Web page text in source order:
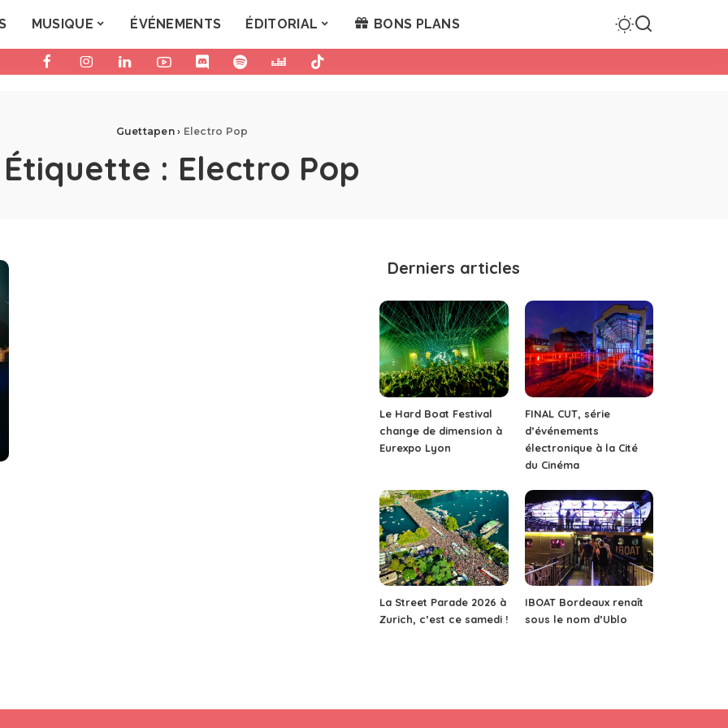
MUSIQUE ÉVÉNEMENTS ÉDITORIAL BONS PLANS
Guettapen› Electro Pop
Étiquette : Electro Pop
Derniers articles
Le Hard Boat Festival
change de dimension à
Eurexpo Lyon
FINAL CUT, série
d’événements
électronique à la Cité
du Cinéma
La Street Parade 2026 à
Zurich, c’est ce samedi !
IBOAT Bordeaux renaît
sous le nom d’Ublo